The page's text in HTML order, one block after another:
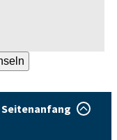
Seitenanfang